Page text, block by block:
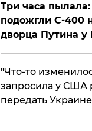
Три часа
подожгли С-400
дворца Путина у
​"Что-то
запросила у США
передать